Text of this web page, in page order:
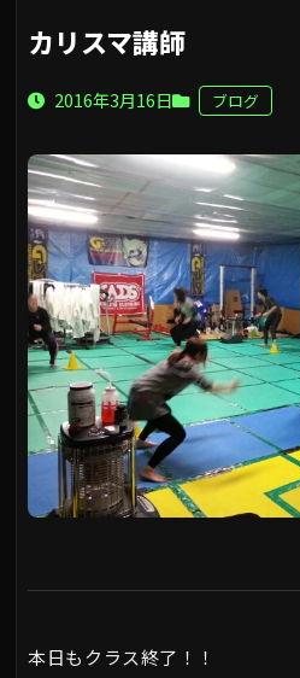
カリスマ講師
2016年3月16日 ブログ
本日もクラス終了！！